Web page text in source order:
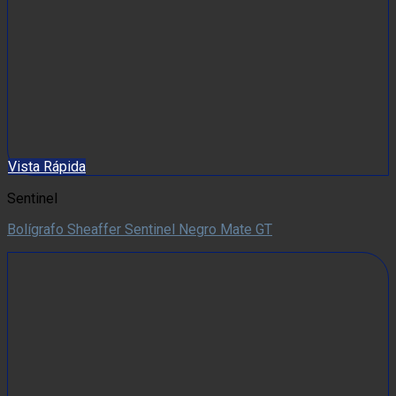
Vista Rápida
Sentinel
Bolígrafo Sheaffer Sentinel Negro Mate GT